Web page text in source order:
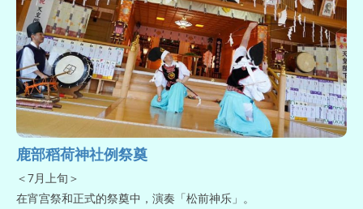
鹿部稻荷神社例祭奠
＜7月上旬＞
在宵宫祭和正式的祭奠中，演奏「松前神乐」。